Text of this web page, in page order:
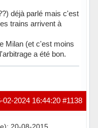
déjà parlé mais c'est
trains arrivent à
Milan (et c'est moins
a été bon.
#1138
02-2024 16:44:20